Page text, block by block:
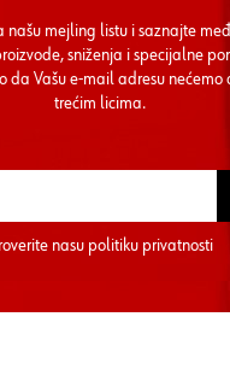
našu mejling listu i saznajte
sniženja i specijalne
da Vašu e-mail adresu nećemo
trećim licima.
nasu politiku privatnosti